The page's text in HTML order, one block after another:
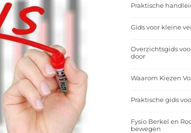
Praktische
Gids voor kleine
Overzichtsgids
door
Waarom Kiezen
Praktische gids
Fysio Berkel en
bewegen